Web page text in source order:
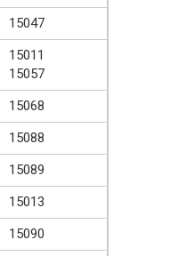
15047
15011
15057
15068
15088
15089
15013
15090